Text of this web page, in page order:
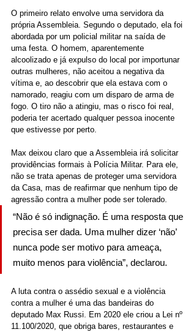
O primeiro relato envolve uma servidora da
própria Assembleia. Segundo o deputado, ela foi
abordada por um policial militar na saída de
uma festa. O homem, aparentemente
alcoolizado e já expulso do local por importunar
outras mulheres, não aceitou a negativa da
vítima e, ao descobrir que ela estava com o
namorado, reagiu com um disparo de arma de
fogo. O tiro não a atingiu, mas o risco foi real,
poderia ter acertado qualquer pessoa inocente
que estivesse por perto.
Max deixou claro que a Assembleia irá solicitar
providências formais à Polícia Militar. Para ele,
não se trata apenas de proteger uma servidora
da Casa, mas de reafirmar que nenhum tipo de
agressão contra a mulher pode ser tolerado.
“Não é só indignação. É uma resposta que
precisa ser dada. Uma mulher dizer ‘não’
nunca pode ser motivo para ameaça,
muito menos para violência”, declarou.
A luta contra o assédio sexual e a violência
contra a mulher é uma das bandeiras do
deputado Max Russi. Em 2020 ele criou a Lei nº
11.100/2020, que obriga bares, restaurantes e